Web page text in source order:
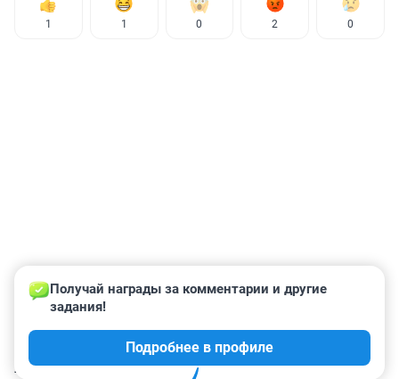
1 1 0 2 0
КОММЕНТАРИИ 72
Получай награды за комментарии и другие
задания!
Подробнее в профиле